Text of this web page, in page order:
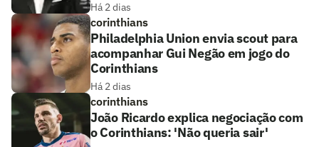
Há 2 dias
corinthians
Philadelphia Union envia scout para
acompanhar Gui Negão em jogo do
Corinthians
Há 2 dias
corinthians
João Ricardo explica negociação com
o Corinthians: 'Não queria sair'